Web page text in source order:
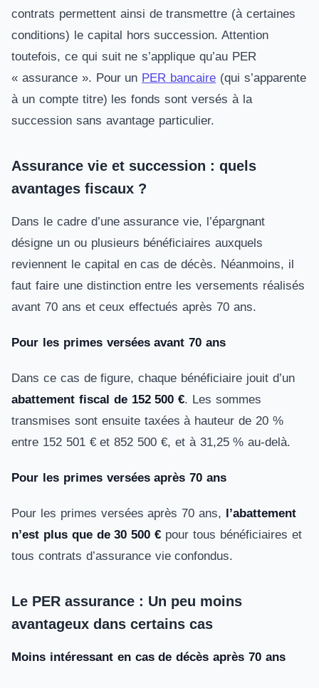
contrats permettent ainsi de transmettre (à certaines
conditions) le capital hors succession. Attention
toutefois, ce qui suit ne s’applique qu’au PER
« assurance ». Pour un PER bancaire (qui s’apparente
à un compte titre) les fonds sont versés à la
succession sans avantage particulier.
Assurance vie et succession : quels
avantages fiscaux ?
Dans le cadre d’une assurance vie, l’épargnant
désigne un ou plusieurs bénéficiaires auxquels
reviennent le capital en cas de décès. Néanmoins, il
faut faire une distinction entre les versements réalisés
avant 70 ans et ceux effectués après 70 ans.
Pour les primes versées avant 70 ans
Dans ce cas de figure, chaque bénéficiaire jouit d’un
abattement fiscal de 152 500 €. Les sommes
transmises sont ensuite taxées à hauteur de 20 %
entre 152 501 € et 852 500 €, et à 31,25 % au-delà.
Pour les primes versées après 70 ans
Pour les primes versées après 70 ans, l’abattement
n’est plus que de 30 500 € pour tous bénéficiaires et
tous contrats d’assurance vie confondus.
Le PER assurance : Un peu moins
avantageux dans certains cas
Moins intéressant en cas de décès après 70 ans